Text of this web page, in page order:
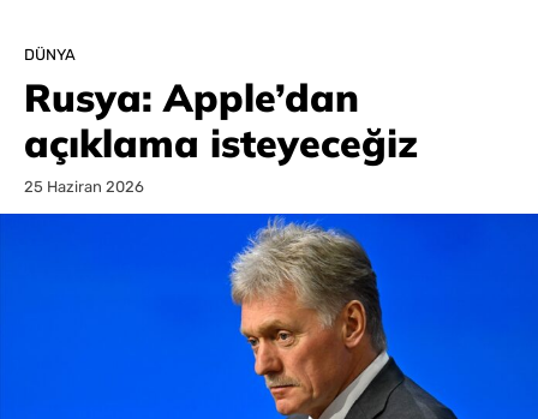
DÜNYA
Rusya: Apple’dan
açıklama isteyeceğiz
25 Haziran 2026